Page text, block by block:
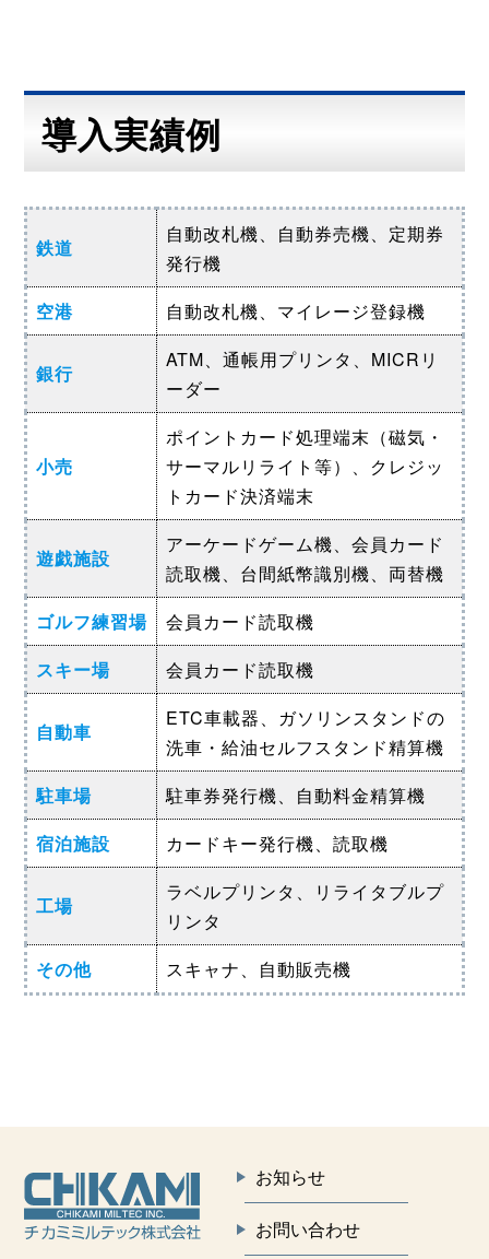
導入実績例
鉄道
自動改札機、自動券売機、定期券
発行機
空港
自動改札機、マイレージ登録機
銀行
ATM、通帳用プリンタ、MICRリ
ーダー
小売
ポイントカード処理端末（磁気・
サーマルリライト等）、クレジッ
トカード決済端末
遊戯施設
アーケードゲーム機、会員カード
読取機、台間紙幣識別機、両替機
ゴルフ練習場
会員カード読取機
スキー場
会員カード読取機
自動車
ETC車載器、ガソリンスタンドの
洗車・給油セルフスタンド精算機
駐車場
駐車券発行機、自動料金精算機
宿泊施設
カードキー発行機、読取機
工場
ラベルプリンタ、リライタブルプ
リンタ
その他
スキャナ、自動販売機
お知らせ
お問い合わせ